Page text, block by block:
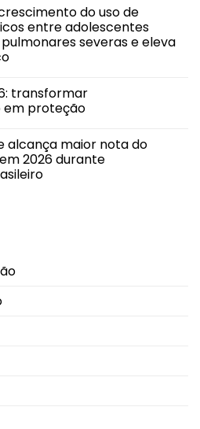
do uso de
entre adolescentes
severas e eleva
transformar
em proteção
alcança maior nota do
2026 durante